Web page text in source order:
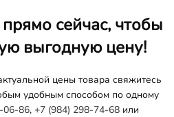
сейчас, чтобы
выгодную цену!
цены товара свяжитесь
удобным способом по одному
06-86, +7 (984) 298-74-68 или